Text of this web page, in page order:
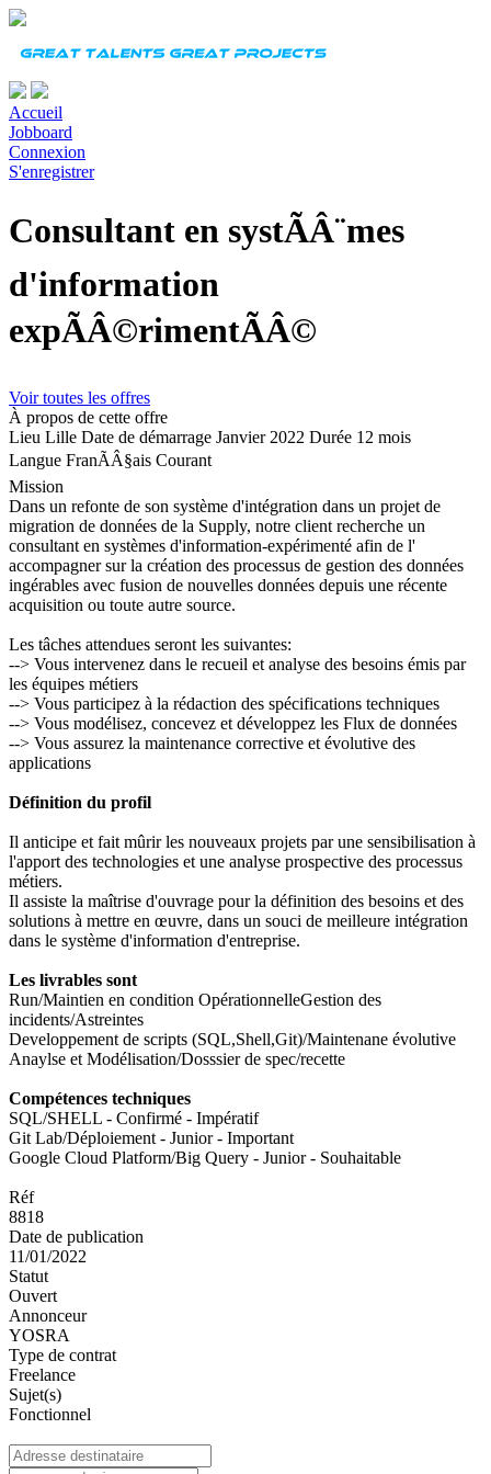
Accueil
Jobboard
Connexion
S'enregistrer
Consultant en systÃÂ¨mes
d'information
expÃÂ©rimentÃÂ©
Voir toutes les offres
À propos de cette offre
Lieu Lille Date de démarrage Janvier 2022 Durée 12 mois
Langue FranÃÂ§ais Courant
Mission
Dans un refonte de son système d'intégration dans un projet de
migration de données de la Supply, notre client recherche un
consultant en systèmes d'information-expérimenté afin de l'
accompagner sur la création des processus de gestion des données
ingérables avec fusion de nouvelles données depuis une récente
acquisition ou toute autre source.
Les tâches attendues seront les suivantes:
--> Vous intervenez dans le recueil et analyse des besoins émis par
les équipes métiers
--> Vous participez à la rédaction des spécifications techniques
--> Vous modélisez, concevez et développez les Flux de données
--> Vous assurez la maintenance corrective et évolutive des
applications
Définition du profil
Il anticipe et fait mûrir les nouveaux projets par une sensibilisation à
l'apport des technologies et une analyse prospective des processus
métiers.
Il assiste la maîtrise d'ouvrage pour la définition des besoins et des
solutions à mettre en œuvre, dans un souci de meilleure intégration
dans le système d'information d'entreprise.
Les livrables sont
Run/Maintien en condition OpérationnelleGestion des
incidents/Astreintes
Developpement de scripts (SQL,Shell,Git)/Maintenane évolutive
Anaylse et Modélisation/Dosssier de spec/recette
Compétences techniques
SQL/SHELL - Confirmé - Impératif
Git Lab/Déploiement - Junior - Important
Google Cloud Platform/Big Query - Junior - Souhaitable
Réf
8818
Date de publication
11/01/2022
Statut
Ouvert
Annonceur
YOSRA
Type de contrat
Freelance
Sujet(s)
Fonctionnel